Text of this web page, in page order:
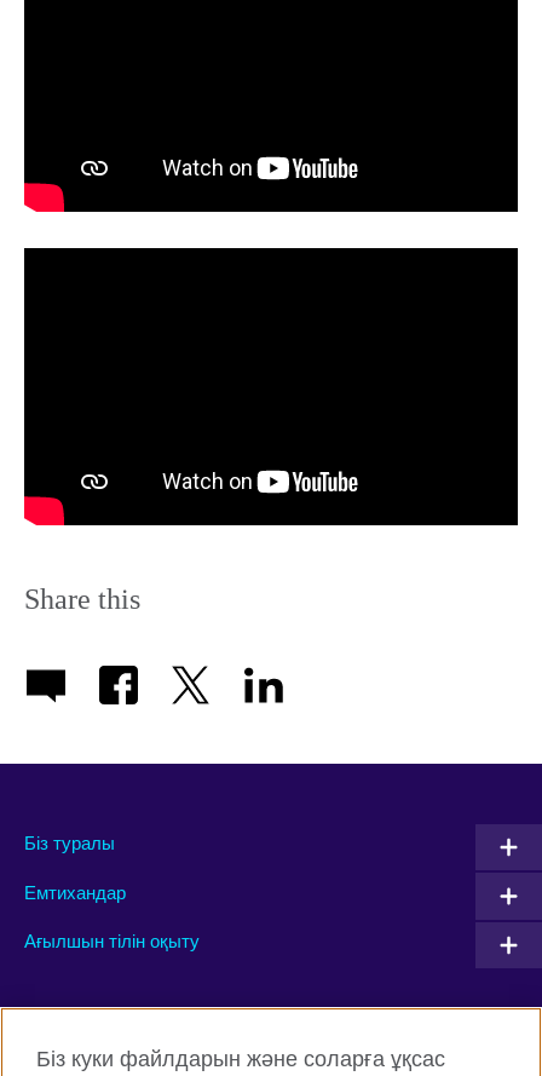
Share this
Біз туралы
Емтихандар
Ағылшын тілін оқыту
Connect with us
Біз куки файлдарын және соларға ұқсас